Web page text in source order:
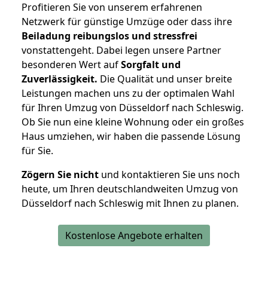
Profitieren Sie von unserem erfahrenen
Netzwerk für günstige Umzüge oder dass ihre
Beiladung reibungslos und stressfrei
vonstattengeht. Dabei legen unsere Partner
besonderen Wert aufSorgfalt und
Zuverlässigkeit. Die Qualität und unser breite
Leistungen machen uns zu der optimalen Wahl
für Ihren Umzug von Düsseldorf nach Schleswig.
Ob Sie nun eine kleine Wohnung oder ein großes
Haus umziehen, wir haben die passende Lösung
für Sie.
Zögern Sie nicht und kontaktieren Sie uns noch
heute, um Ihren deutschlandweiten Umzug von
Düsseldorf nach Schleswig mit Ihnen zu planen.
Kostenlose Angebote erhalten